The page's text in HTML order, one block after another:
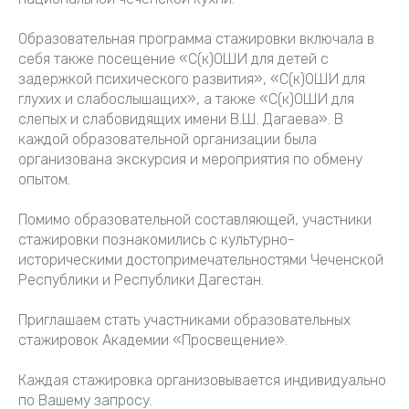
Образовательная программа стажировки включала в
себя также посещение «С(к)ОШИ для детей с
задержкой психического развития», «С(к)ОШИ для
глухих и слабослышащих», а также «С(к)ОШИ для
слепых и слабовидящих имени В.Ш. Дагаева». В
каждой образовательной организации была
организована экскурсия и мероприятия по обмену
опытом.
Помимо образовательной составляющей, участники
стажировки познакомились с культурно-
историческими достопримечательностями Чеченской
Республики и Республики Дагестан.
Приглашаем стать участниками образовательных
стажировок Академии «Просвещение».
Каждая стажировка организовывается индивидуально
по Вашему запросу.